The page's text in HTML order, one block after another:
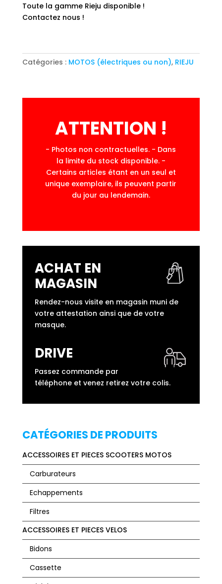
Toute la gamme Rieju disponible !
Contactez nous !
Catégories : MOTOS (électriques ou non), RIEJU
ATTENTION !
- Photos non contractuelles. - Dans
la limite du stock disponible. -
Certains articles étant en un seul et
unique exemplaire, ils peuvent partir
du jour au lendemain.
ACHAT EN
MAGASIN
Rendez-nous visite en magasin muni de
votre attestation ainsi que de votre
masque.
DRIVE
Passez commande par
téléphone et venez retirez votre colis.
CATÉGORIES DE PRODUITS
ACCESSOIRES ET PIECES SCOOTERS MOTOS
Carburateurs
Echappements
Filtres
ACCESSOIRES ET PIECES VELOS
Bidons
Cassette